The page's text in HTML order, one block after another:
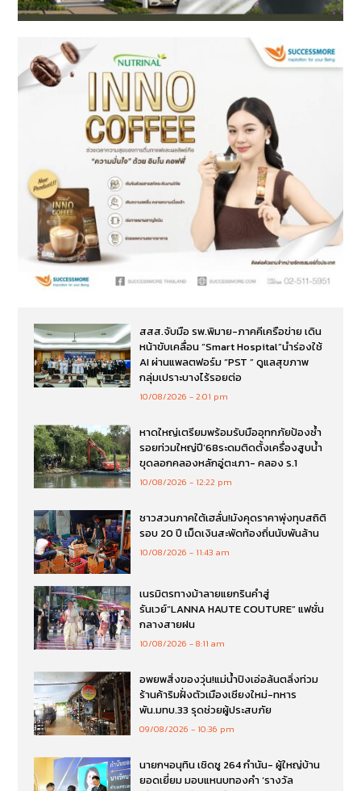
สสส.จับมือ รพ.พิมาย-ภาคคีเครือข่าย เดิน
หน้าขับเคลื่อน “Smart Hospital”นำร่องใช้
AI ผ่านแพลตฟอร์ม “PST ” ดูแลสุขภาพ
กลุ่มเปราะบางไร้รอยต่อ
10/08/2026 2:01 pm
หาดใหญ่เตรียมพร้อมรับมืออุทกภัยป้องซ้ำ
รอยท่วมใหญ่ปี’68ระดมติดตั้งเครื่องสูบน้ำ
ขุดลอกคลองหลักอู่ตะเภา- คลอง ร.1
10/08/2026 12:22 pm
ชาวสวนภาคใต้เฮลั่น!มังคุดราคาพุ่งทุบสถิติ
รอบ 20 ปี เม็ดเงินสะพัดท้องถิ่นนับพันล้าน
10/08/2026 11:43 am
เนรมิตรทางม้าลายแยกรินคำสู่
รันเวย์“LANNA HAUTE COUTURE” แฟชั่น
กลางสายฝน
10/08/2026 8:11 am
อพยพสิ่งของวุ่น!แม่น้ำปิงเอ่อล้นตลิ่งท่วม
ร้านค้าริมฝั่งตัวเมืองเชียงใหม่-ทหาร
พัน.มทบ.33 รุดช่วยผู้ประสบภัย
09/08/2026 10:36 pm
นายกฯอนุทิน เชิดชู 264 กำนัน- ผู้ใหญ่บ้าน
ยอดเยี่ยม มอบแหนบทองคำ ‘รางวัล